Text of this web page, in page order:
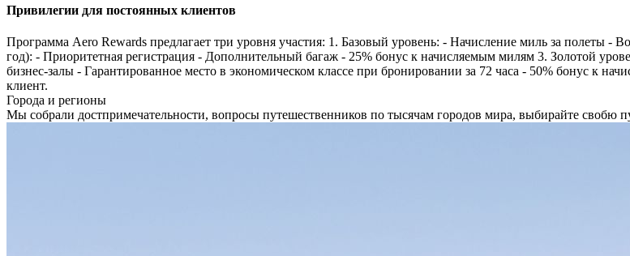
Привилегии для постоянных клиентов
Программа Aero Rewards предлагает три уровня участия: 1. Базовый уровень: - Начисление миль за полеты
год): - Приоритетная регистрация - Дополнительный багаж - 25% бонус к начисляемым милям 3. Золотой
бизнес-залы - Гарантированное место в экономическом классе при бронировании за 72 часа - 50% бонус к
клиент.
Города и регионы
Мы собрали достпримечательности, вопросы путешественников по тысячам городов мира, выбирайте свобю